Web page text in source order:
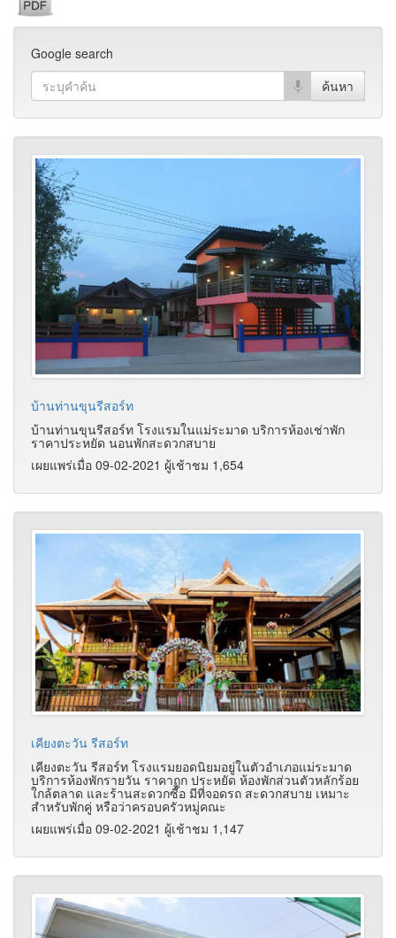
Google search
บ้านท่านขุนรีสอร์ท
บ้านท่านขุนรีสอร์ท โรงแรมในแม่ระมาด บริการห้องเช่าพัก
ราคาประหยัด นอนพักสะดวกสบาย
เผยแพร่เมื่อ 09-02-2021 ผู้เช้าชม 1,654
เคียงตะวัน รีสอร์ท
เคียงตะวัน รีสอร์ท โรงแรมยอดนิยมอยู่ในตัวอำเภอแม่ระมาด
บริการห้องพักรายวัน ราคาถูก ประหยัด ห้องพักส่วนตัวหลักร้อย
ใกล้ตลาด และร้านสะดวกซื้อ มีที่จอดรถ สะดวกสบาย เหมาะ
สำหรับพักคู่ หรือว่าครอบครัวหมู่คณะ
เผยแพร่เมื่อ 09-02-2021 ผู้เช้าชม 1,147